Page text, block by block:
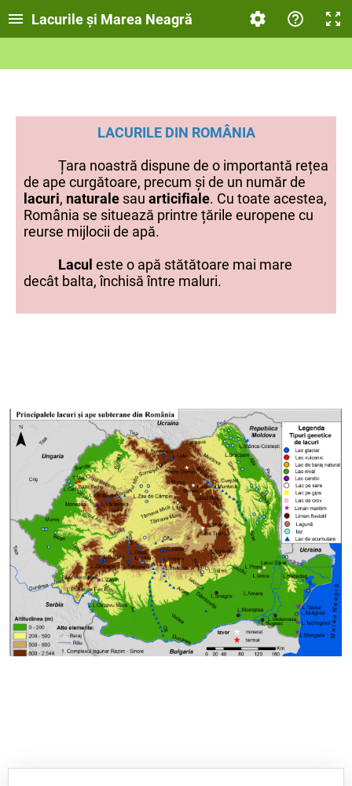
Lacurile și Marea Neagră
LACURILE DIN ROMÂNIA
Țara noastră dispune de o importantă rețea
de ape curgătoare, precum și de un număr de
lacuri, naturale sau articifiale. Cu toate acestea,
România se situează printre țările europene cu
reurse mijlocii de apă.
Lacul este o apă stătătoare mai mare
decât balta, închisă între maluri.